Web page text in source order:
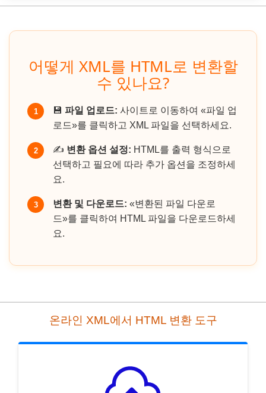
어떻게 XML를 HTML로 변환할
수 있나요?
1 💾 파일 업로드: 사이트로 이동하여 «파일 업
로드»를 클릭하고 XML 파일을 선택하세요.
2 ✍️ 변환 옵션 설정: HTML를 출력 형식으로
선택하고 필요에 따라 추가 옵션을 조정하세
요.
3 변환 및 다운로드: «변환된 파일 다운로
드»를 클릭하여 HTML 파일을 다운로드하세
요.
온라인 XML에서 HTML 변환 도구